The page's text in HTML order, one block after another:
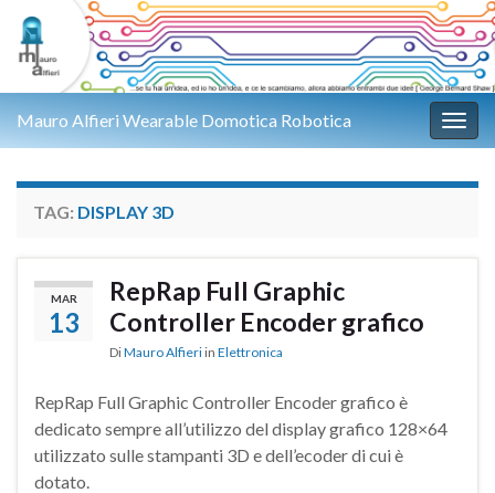
Mauro Alfieri Wearable Domotica Robotica
TAG: DISPLAY 3D
MAR
13
RepRap Full Graphic
Controller Encoder grafico
DiMauro Alfieri in Elettronica
RepRap Full Graphic Controller Encoder grafico è
dedicato sempre all’utilizzo del display grafico 128×64
utilizzato sulle stampanti 3D e dell’ecoder di cui è
dotato.